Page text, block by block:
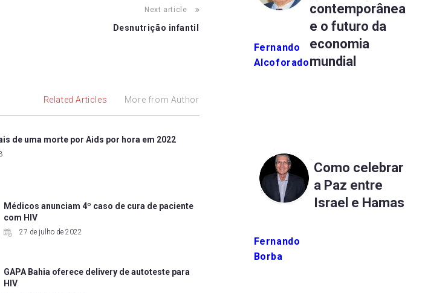
Next article
Desnutrição infantil
Related Articles More from Author
de uma morte por Aids por hora em 2022
Médicos anunciam 4º caso de cura de paciente
com HIV
27 de julho de 2022
GAPA Bahia oferece delivery de autoteste para
HIV
Fernando
Alcoforado
contemporânea
e o futuro da
economia
mundial
Fernando
Borba
Como celebrar
a Paz entre
Israel e Hamas